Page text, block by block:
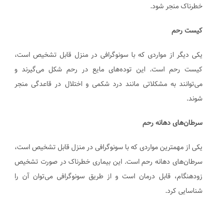
خطرناک منجر شود.
کیست رحم
یکی دیگر از مواردی که با سونوگرافی در منزل قابل تشخیص است،
کیست رحم است. این توده‌های مایع در رحم شکل می‌گیرند و
می‌توانند به مشکلاتی مانند درد شکمی و اختلال در قاعدگی منجر
شوند.
سرطان‌های دهانه رحم
یکی از مهمترین مواردی که با سونوگرافی در منزل قابل تشخیص است،
سرطان‌های دهانه رحم است. این بیماری خطرناک در صورت تشخیص
زودهنگام، قابل درمان است و از طریق سونوگرافی می‌توان آن را
شناسایی کرد.